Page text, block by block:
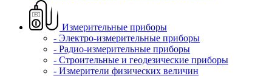
Измерительные приборы
- Электро-измерительные приборы
- Радио-измерительные приборы
- Строительные и геодезические приборы
- Измерители физических величин